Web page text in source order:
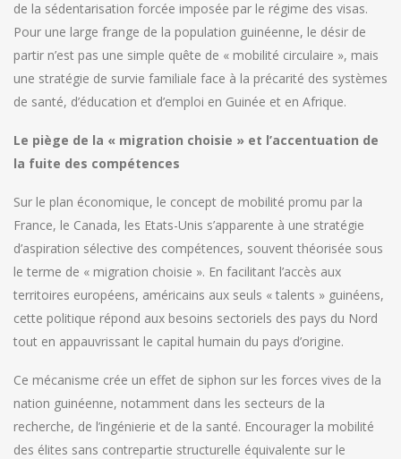
de la sédentarisation forcée imposée par le régime des visas.
Pour une large frange de la population guinéenne, le désir de
partir n’est pas une simple quête de « mobilité circulaire », mais
une stratégie de survie familiale face à la précarité des systèmes
de santé, d’éducation et d’emploi en Guinée et en Afrique.
Le piège de la « migration choisie » et l’accentuation de
la fuite des compétences
Sur le plan économique, le concept de mobilité promu par la
France, le Canada, les Etats-Unis s’apparente à une stratégie
d’aspiration sélective des compétences, souvent théorisée sous
le terme de « migration choisie ». En facilitant l’accès aux
territoires européens, américains aux seuls « talents » guinéens,
cette politique répond aux besoins sectoriels des pays du Nord
tout en appauvrissant le capital humain du pays d’origine.
Ce mécanisme crée un effet de siphon sur les forces vives de la
nation guinéenne, notamment dans les secteurs de la
recherche, de l’ingénierie et de la santé. Encourager la mobilité
des élites sans contrepartie structurelle équivalente sur le